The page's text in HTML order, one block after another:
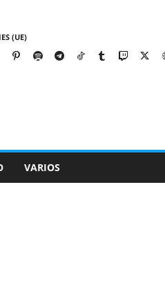
(UE)
VARIOS